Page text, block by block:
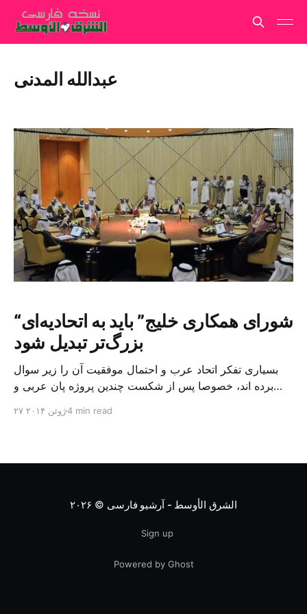
عبدالله المدنی
“شورای همکاری خلیج” باید به اتحادیه‌ای
بزرگ‌تر تبدیل شود
بسیاری تفکر اتحاد عرب و احتمال موفقیت آن را زیر سوال
برده اند، خصوصا پس از شکست چندین پروژه پان عربی و
این حال، همیشه تمایل به سمت همکاری و هم‌گرایی در میان
۲۷ ژوئن ۲۰۱۴4 min read
الشرق الأوسط - آرشیو فارسی © ۲۰۲۶
Sign up
Powered by Ghost